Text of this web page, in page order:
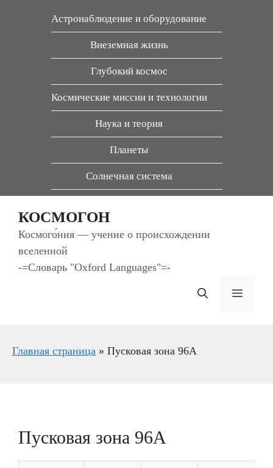
Астронаблюдение и оборудование
Внеземная жизнь
Глубокий космос
Космические миссии и технологии
Наука и теория
Планеты
Солнечная система
КОСМОГОН
Космого́ния — учение о происхождении
вселенной
-=Словарь "Oxford Languages"=-
Меню
Главная страница » Пусковая зона 96A
Пусковая зона 96A